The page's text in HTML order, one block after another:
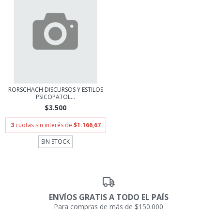
RORSCHACH DISCURSOS Y ESTILOS
PSICOPATOL...
$3.500
3 cuotas sin interés de $1.166,67
SIN STOCK
ENVÍOS GRATIS A TODO EL PAÍS
Para compras de más de $150.000